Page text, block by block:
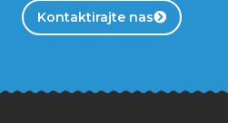
Kontaktirajte nas